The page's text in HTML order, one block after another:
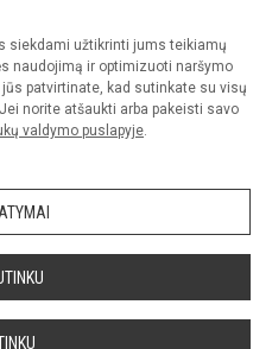
siekdami užtikrinti jums teikiamų
naudojimą ir optimizuoti naršymo
jūs patvirtinate, kad sutinkate su visų
norite atšaukti arba pakeisti savo
valdymo puslapyje.
administracijos sutikimo griežtai
Slapukų valdymas